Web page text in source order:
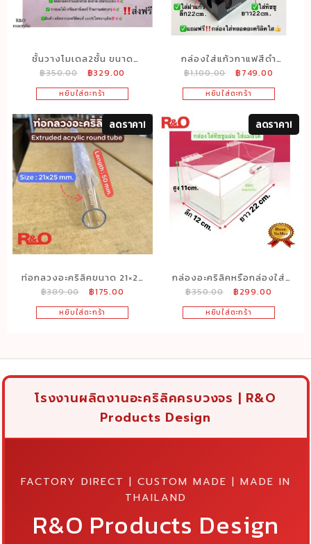
ชั้นวางโมเดล2ชั้น ขนาด
30x15x15 cm.
฿350.00
Original
price
was:
฿350.00.
฿329.00
price
is:
฿329.00.
หยิบใส่ตะกร้า
กล่องใส่แก้วกาแฟสีดำ
รุ่น2ชั้น4ช่องรุ่นมีของแถม
กล่องใส
฿1,100.00
Original
price
was:
฿1,100.00.
฿749.00
price
is:
฿
หยิบใส่ตะกร้า
ลดราคา!
ท่อกลวงอะคริลิคขนาด 21×25
mm. ยาว 50 cm.
฿389.00
Original
price
was:
฿175.00
price
is:
หยิบใส่ตะกร้า
ลดราคา!
กล่องอะคริลิคหรือกล่องใส่
ทิชชูเเบบมีฝาปิด ขนาด
22x12x11cm.
฿350.00
Original
price
was:
฿299.00
price
is:
หยิบใส่ตะกร้า
โรงงานผลิตงานอะคริลิคครบวงจร | R&O
Products Design
FACTORY DIRECT | CUSTOM MADE | MADE IN
THAILAND
R&O Products Design